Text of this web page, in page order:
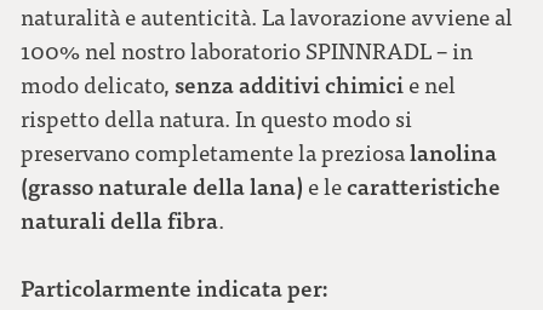
naturalità e autenticità. La lavorazione avviene al
100% nel nostro laboratorio SPINNRADL – in
modo delicato,senza additivi chimici e nel
rispetto della natura. In questo modo si
preservano completamente la preziosalanolina
(grasso naturale della lana) e lecaratteristiche
naturali della fibra.
Particolarmente indicata per: